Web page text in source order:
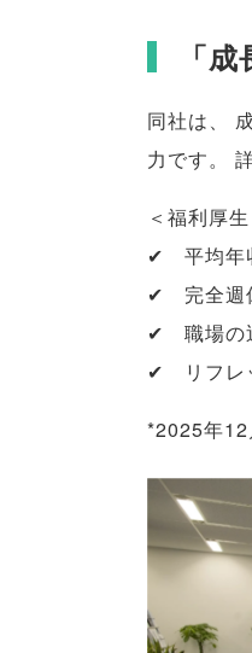
「成
同社は、
力です。
＜福利厚生
✔ 平均年
✔ 完全週
✔ 職場の
✔ リフレ
*2025年12